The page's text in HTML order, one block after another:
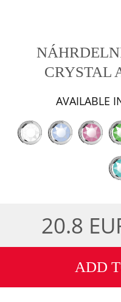
CRYSTAL
AVAILABLE
20.8
ADD